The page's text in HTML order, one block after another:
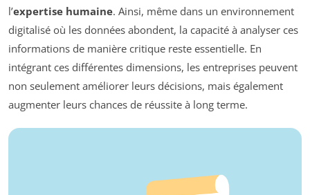
l’expertise humaine. Ainsi, même dans un environnement
digitalisé où les données abondent, la capacité à analyser ces
informations de manière critique reste essentielle. En
intégrant ces différentes dimensions, les entreprises peuvent
non seulement améliorer leurs décisions, mais également
augmenter leurs chances de réussite à long terme.